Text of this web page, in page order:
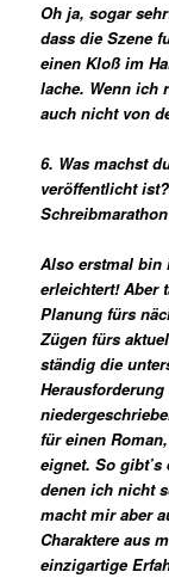
Oh ja, sogar
dass die Szene
einen Kloß im
lache. Wenn ich
auch nicht von
6. Was machst
veröffentlicht
Also erstmal bin
erleichtert! Aber
Planung fürs
Zügen fürs
ständig die
für einen
eignet. So
denen ich nicht
macht mir aber
Charaktere aus
einzigartige